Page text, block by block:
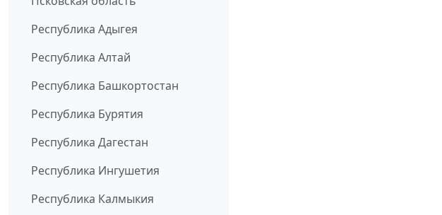
Республика Адыгея
Республика Алтай
Республика Башкортостан
Республика Бурятия
Республика Дагестан
Республика Ингушетия
Республика Калмыкия